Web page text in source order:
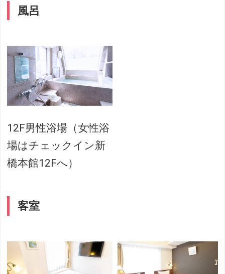
風呂
12F男性浴場（女性浴
場はチェックイン新
橋本館12Fへ）
客室